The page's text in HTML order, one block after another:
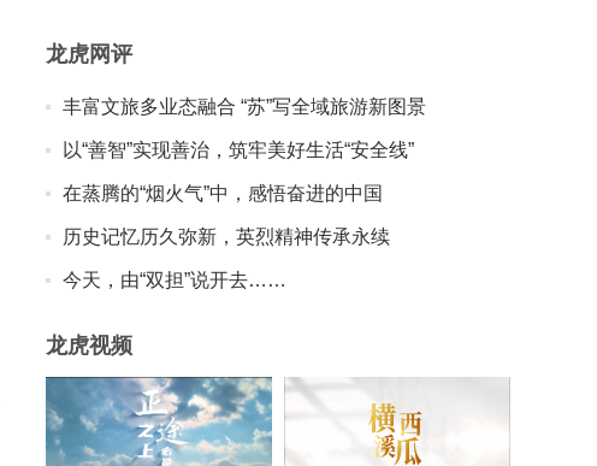
龙虎网评
丰富文旅多业态融合 “苏”写全域旅游新图景
以“善智”实现善治，筑牢美好生活“安全线”
在蒸腾的“烟火气”中，感悟奋进的中国
历史记忆历久弥新，英烈精神传承永续
今天，由“双担”说开去……
龙虎视频